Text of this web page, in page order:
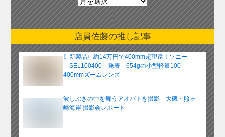
別
ア
ー
カ
イ
ブ
店員佐藤の推し記事
〖新製品〗約14万円で400mm超望遠！ソニー
「SEL100400」発表 654gの小型軽量100-
400mmズームレンズ
波しぶきの中を舞うアオバトを撮影 大磯・照ヶ
崎海岸 撮影会レポート